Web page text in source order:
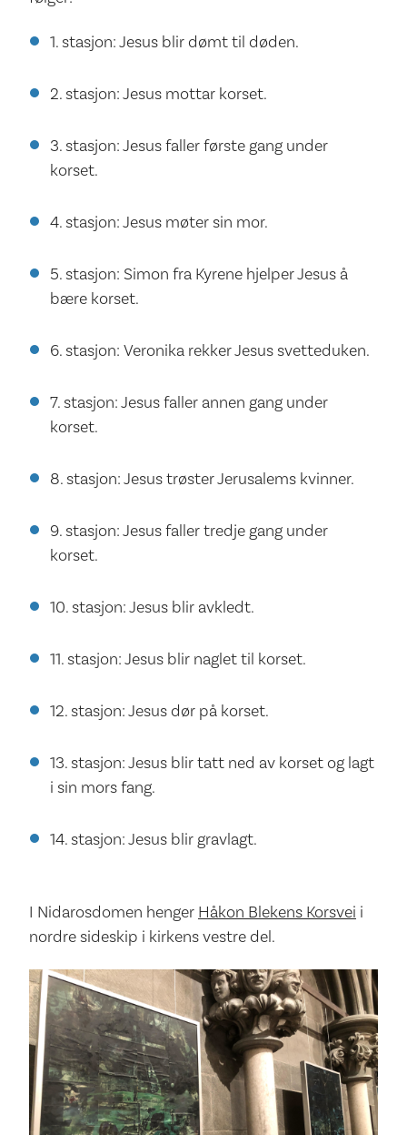
1. stasjon: Jesus blir dømt til døden.
2. stasjon: Jesus mottar korset.
3. stasjon: Jesus faller første gang under
korset.
4. stasjon: Jesus møter sin mor.
5. stasjon: Simon fra Kyrenehjelper Jesus å
bære korset.
6. stasjon: Veronika rekker Jesus svetteduken.
7. stasjon: Jesus faller annen gang under
korset.
8. stasjon: Jesus trøster Jerusalems kvinner.
9. stasjon: Jesus faller tredje gang under
korset.
10. stasjon: Jesus blir avkledt.
11. stasjon: Jesus blir naglet til korset.
12. stasjon: Jesus dør på korset.
13. stasjon: Jesus blir tatt ned av korset og lagt
i sin mors fang.
14. stasjon: Jesus blir gravlagt.
I Nidarosdomen henger Håkon Blekens Korsvei i
nordre sideskip i kirkens vestre del.